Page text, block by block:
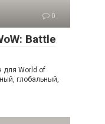
0
Battle
для World of
глобальный,